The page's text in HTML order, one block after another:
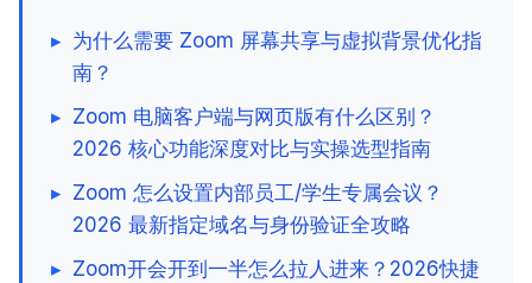
▸ 为什么需要 Zoom 屏幕共享与虚拟背景优化指
南？
▸ Zoom 电脑客户端与网页版有什么区别？
2026 核心功能深度对比与实操选型指南
▸ Zoom 怎么设置内部员工/学生专属会议？
2026 最新指定域名与身份验证全攻略
▸ Zoom开会开到一半怎么拉人进来？2026快捷